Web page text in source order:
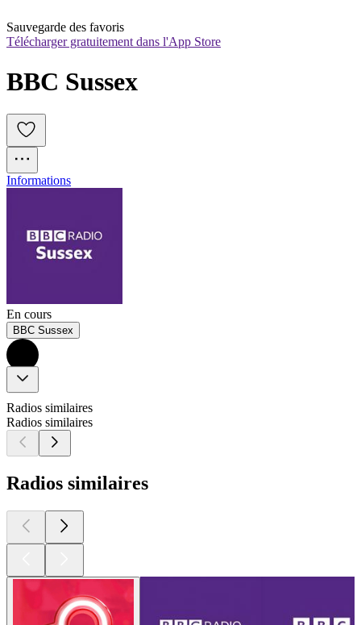
Sauvegarde des favoris
Télécharger gratuitement dans l'App Store
BBC Sussex
Informations
En cours
BBC Sussex
Radios similaires
Radios similaires
Radios similaires